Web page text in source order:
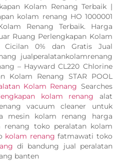
Kolam Renang Terbaik |
kolam renang HO 1000001
Renang Terbaik. Harga
Ruang Perlengkapan Kolam
Cicilan 0% dan Gratis Jual
jualperalatankolamrenang
– Hayward CL220 Chlorine
Kolam Renang STAR POOL
Kolam Renang Searches
kolam renang alat
vacuum cleaner untuk
mesin kolam renang harga
renang toko peralatan kolam
kolam renang fatmawati toko
di bandung jual peralatan
banten